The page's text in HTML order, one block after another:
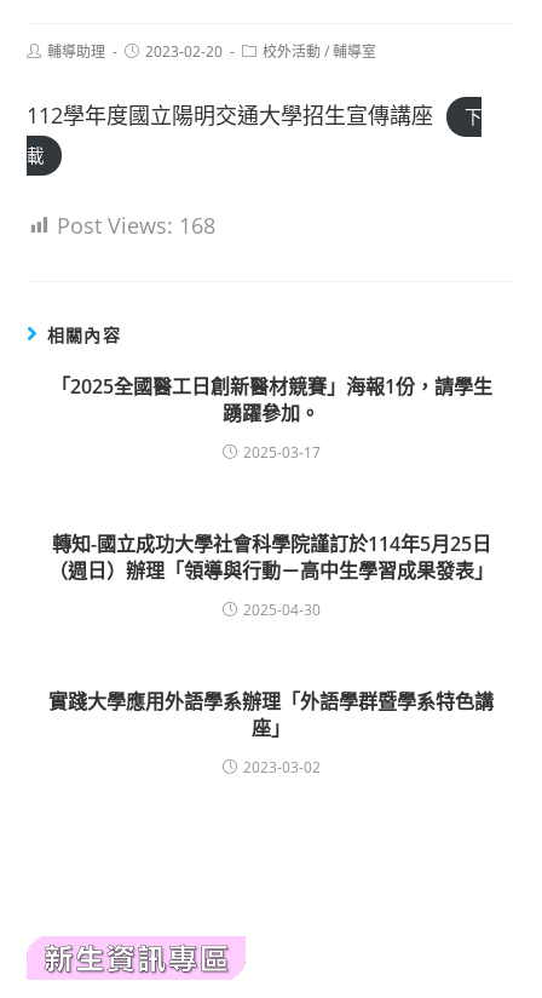
Post輔導助理
Post2023-02-20
Post校外活動 / 輔導室
112學年度國立陽明交通大學招生宣傳講座
下
載
Post Views: 168
相關內容
「2025全國醫工日創新醫材競賽」海報1份，請學生
踴躍參加。
2025-03-17
轉知-國立成功大學社會科學院謹訂於114年5月25日
（週日）辦理「領導與行動－高中生學習成果發表」
2025-04-30
實踐大學應用外語學系辦理「外語學群暨學系特色講
座」
2023-03-02